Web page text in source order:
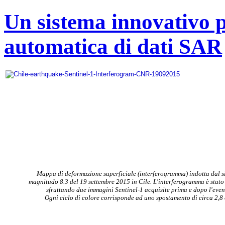
Un sistema innovativo
automatica di dati SAR
Mappa di deformazione superficiale (interferogramma) indotta dal
magnitudo 8.3 del 19 settembre 2015 in Cile. L'interferogramma è
sfruttando due immagini Sentinel-1 acquisite prima e dopo
Ogni ciclo di colore corrisponde ad uno spostamento di circa 2,8